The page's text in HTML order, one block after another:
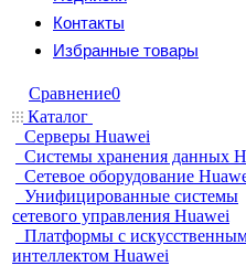
Контакты
Избранные товары
Сравнение0
Каталог
Серверы Huawei
Системы хранения данных
Сетевое оборудование
Унифицированные системы
сетевого управления Huawei
Платформы с
интеллектом Huawei